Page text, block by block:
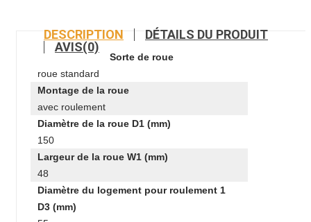
DESCRIPTION
DÉTAILS DU PRODUIT
AVIS(0)
Sorte de roue
roue standard
Montage de la roue
avec roulement
Diamètre de la roue D1 (mm)
150
Largeur de la roue W1 (mm)
48
Diamètre du logement pour roulement 1
D3 (mm)